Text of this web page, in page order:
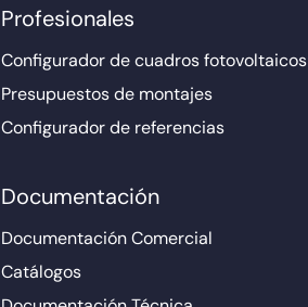
Profesionales
Configurador de cuadros fotovoltaicos
Presupuestos de montajes
Configurador de referencias
Documentación
Documentación Comercial
Catálogos